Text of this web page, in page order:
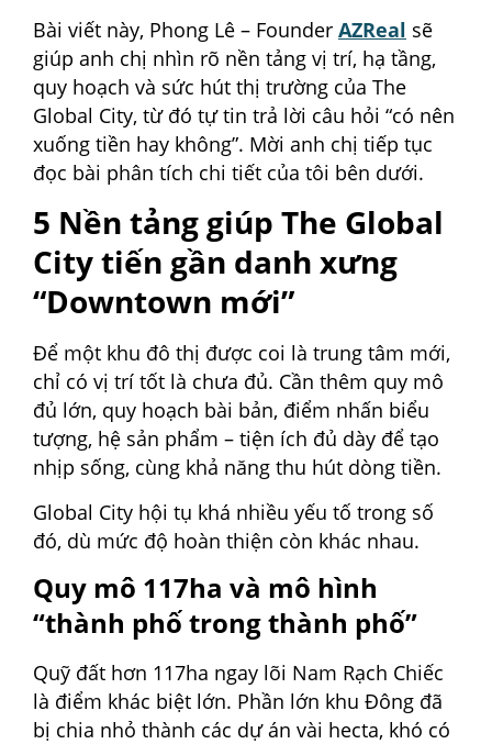
Bài viết này, Phong Lê – Founder AZReal sẽ
giúp anh chị nhìn rõ nền tảng vị trí, hạ tầng,
quy hoạch và sức hút thị trường của The
Global City, từ đó tự tin trả lời câu hỏi “có nên
xuống tiền hay không”. Mời anh chị tiếp tục
đọc bài phân tích chi tiết của tôi bên dưới.
5 Nền tảng giúp The Global
City tiến gần danh xưng
“Downtown mới”
Để một khu đô thị được coi là trung tâm mới,
chỉ có vị trí tốt là chưa đủ. Cần thêm quy mô
đủ lớn, quy hoạch bài bản, điểm nhấn biểu
tượng, hệ sản phẩm – tiện ích đủ dày để tạo
nhịp sống, cùng khả năng thu hút dòng tiền.
Global City hội tụ khá nhiều yếu tố trong số
đó, dù mức độ hoàn thiện còn khác nhau.
Quy mô 117ha và mô hình
“thành phố trong thành phố”
Quỹ đất hơn 117ha ngay lõi Nam Rạch Chiếc
là điểm khác biệt lớn. Phần lớn khu Đông đã
bị chia nhỏ thành các dự án vài hecta, khó có